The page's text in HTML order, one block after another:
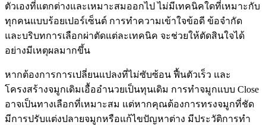
ตัวเองที่แตกต่างและเหมาะสมออกไป ไม่มีเทคนิคใดที่เหมาะกับ
ทุกคนแบบร้อยเปอร์เซ็นต์ การทำความเข้าใจข้อดี ข้อจำกัด
และบริบทการเลือกผ่าตัดแต่ละเทคนิค จะช่วยให้ตัดสินใจได้
อย่างมีเหตุผลมากขึ้น
หากต้องการการเปลี่ยนแปลงที่ไม่ซับซ้อน ฟื้นตัวเร็ว และ
โครงสร้างจมูกเดิมเอื้ออำนวยเป็นทุนเดิม การทำจมูกแบบ Close
อาจเป็นทางเลือกที่เหมาะสม แต่หากคุณต้องการทรงจมูกที่ชัด
มีการปรับแต่งปลายจมูกหรือแก้ไขปัญหาต่าง มีประวัติการทำ